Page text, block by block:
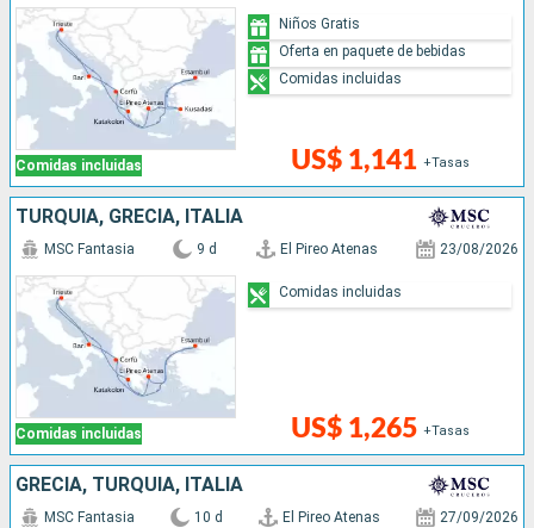
Comidas incluidas US$ 1,141 +Tasas
Niños Gratis
Oferta en paquete de bebidas
Comidas incluidas
TURQUÍA, GRECIA, ITALIA
Comidas incluidas
MSC Fantasia 9 d El Pireo Atenas 23/08/2026
US$ 1,265 +Tasas
Comidas incluidas
GRECIA, TURQUÍA, ITALIA
MSC Fantasia 10 d El Pireo Atenas 27/09/2026